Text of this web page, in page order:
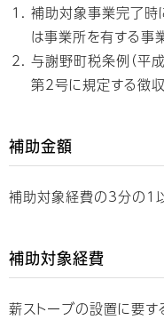
補助対象事業完了時
は事業所を有する事
与謝野町税条例（平
第2号に規定する徴
補助金額
補助対象経費の3分の1
補助対象経費
薪ストーブの設置に要